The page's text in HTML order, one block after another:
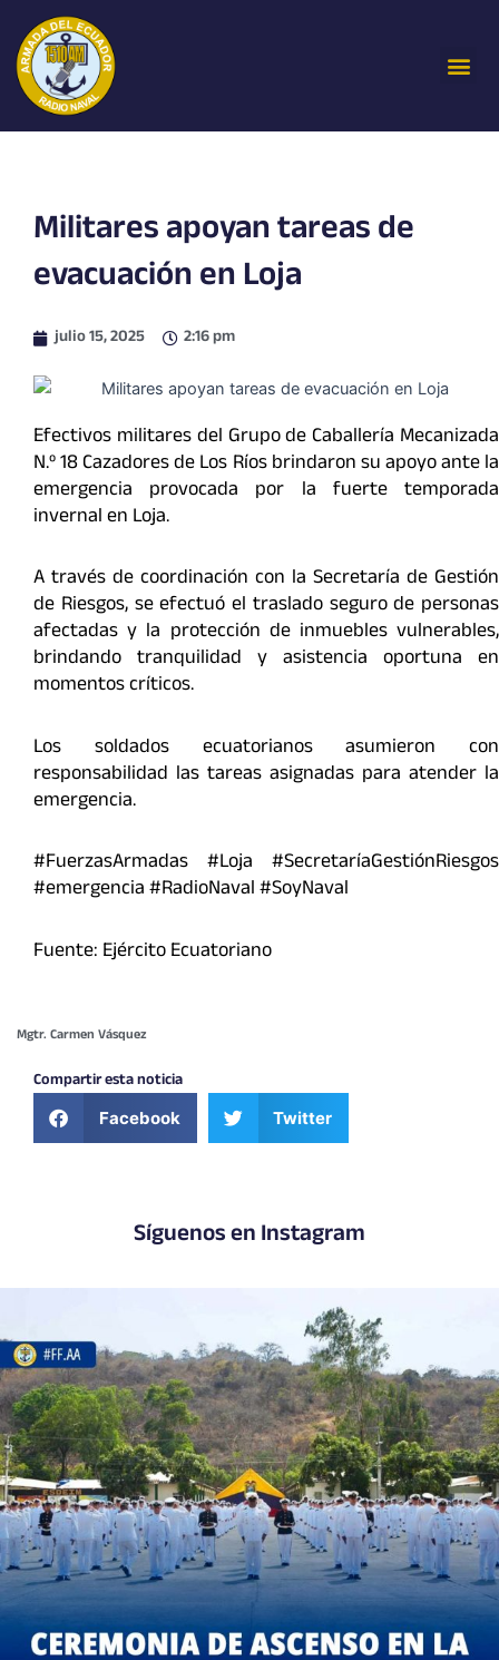
contenido
Militares apoyan tareas de
evacuación en Loja
julio 15, 2025 2:16 pm
Efectivos militares del Grupo de Caballería Mecanizada
N.º 18 Cazadores de Los Ríos brindaron su apoyo ante la
emergencia provocada por la fuerte temporada
invernal en Loja.
A través de coordinación con la Secretaría de Gestión
de Riesgos, se efectuó el traslado seguro de personas
afectadas y la protección de inmuebles vulnerables,
brindando tranquilidad y asistencia oportuna en
momentos críticos.
Los soldados ecuatorianos asumieron con
responsabilidad las tareas asignadas para atender la
emergencia.
#FuerzasArmadas #Loja #SecretaríaGestiónRiesgos
#emergencia #RadioNaval #SoyNaval
Fuente: Ejército Ecuatoriano
Mgtr. Carmen Vásquez
Compartir esta noticia
Facebook Twitter
Síguenos en Instagram